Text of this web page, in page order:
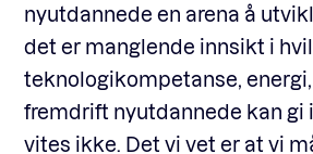
nyutdannede en arena å
det er manglende innsikt i
teknologikompetanse,
fremdrift nyutdannede kan gi
vites ikke. Det vi vet er at vi